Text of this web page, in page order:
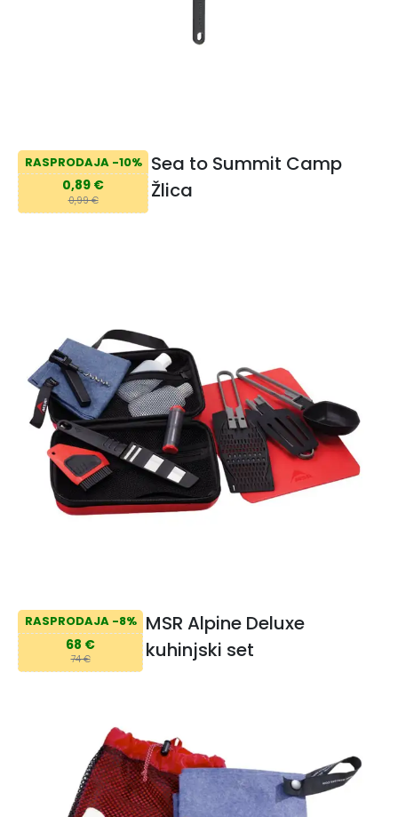
RASPRODAJA -10%
0,89 €
0,99 €
Sea to Summit Camp
Žlica
RASPRODAJA -8%
68 €
74 €
MSR Alpine Deluxe
kuhinjski set